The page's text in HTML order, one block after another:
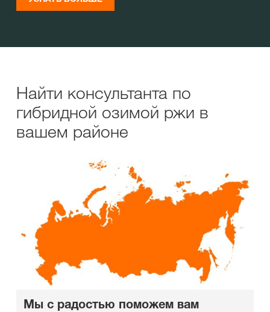
Найти консультанта по
гибридной озимой ржи в
вашем районе
Мы с радостью поможем вам